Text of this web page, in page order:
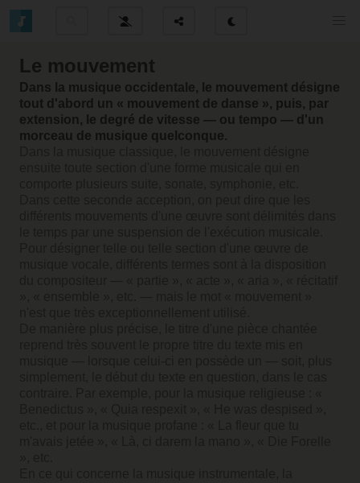
Le mouvement
Dans la musique occidentale, le mouvement désigne
tout d'abord un « mouvement de danse », puis, par
extension, le degré de vitesse — ou tempo — d'un
morceau de musique quelconque.